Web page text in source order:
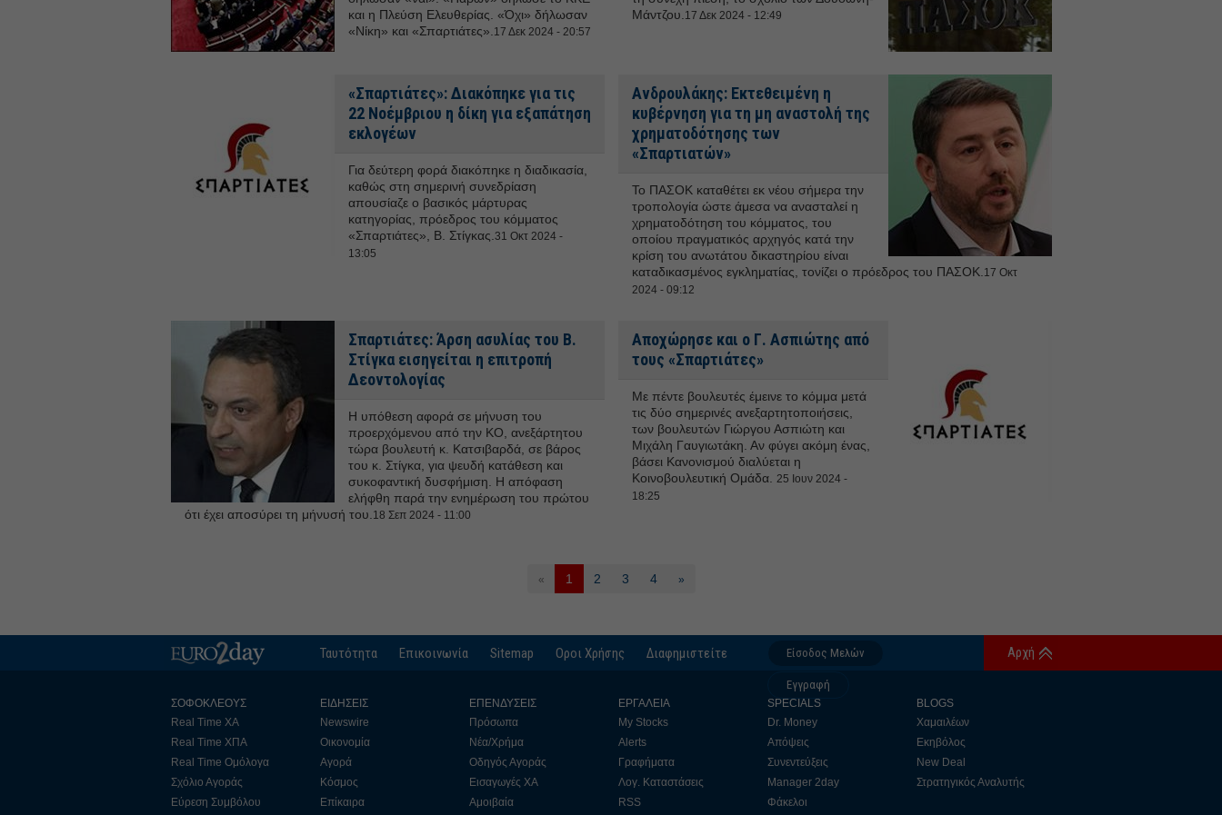
και η Πλεύση Ελευθερίας. «Όχι» δήλωσαν
«Νίκη» και «Σπαρτιάτες». 17 Δεκ 2024 - 20:57
Μάντζου. 17 Δεκ 2024 - 12:49
«Σπαρτιάτες»: Διακόπηκε για τις
22 Νοέμβριου η δίκη για εξαπάτηση
εκλογέων
Για δεύτερη φορά διακόπηκε η διαδικασία,
καθώς στη σημερινή συνεδρίαση
απουσίαζε ο βασικός μάρτυρας
κατηγορίας, πρόεδρος του κόμματος
«Σπαρτιάτες», Β. Στίγκας. 31 Οκτ 2024 -
13:05
Ανδρουλάκης: Εκτεθειμένη η
κυβέρνηση για τη μη αναστολή της
χρηματοδότησης των
«Σπαρτιατών»
Το ΠΑΣΟΚ καταθέτει εκ νέου σήμερα την
τροπολογία ώστε άμεσα να ανασταλεί η
χρηματοδότηση του κόμματος, του
οποίου πραγματικός αρχηγός κατά την
κρίση του ανωτάτου δικαστηρίου είναι
καταδικασμένος εγκληματίας, τονίζει ο πρόεδρος του ΠΑΣΟΚ. 17 Οκτ
2024 - 09:12
Σπαρτιάτες: Άρση ασυλίας του Β.
Στίγκα εισηγείται η επιτροπή
Δεοντολογίας
Η υπόθεση αφορά σε μήνυση του
προερχόμενου από την ΚΟ, ανεξάρτητου
τώρα βουλευτή κ. Κατσιβαρδά, σε βάρος
του κ. Στίγκα, για ψευδή κατάθεση και
συκοφαντική δυσφήμιση. Η απόφαση
ελήφθη παρά την ενημέρωση του πρώτου
ότι έχει αποσύρει τη μήνυσή του. 18 Σεπ 2024 - 11:00
Αποχώρησε και ο Γ. Ασπιώτης από
τους «Σπαρτιάτες»
Με πέντε βουλευτές έμεινε το κόμμα μετά
τις δύο σημερινές ανεξαρτητοποιήσεις,
των βουλευτών Γιώργου Ασπιώτη και
Μιχάλη Γαυγιωτάκη. Αν φύγει ακόμη ένας,
βάσει Κανονισμού διαλύεται η
Κοινοβουλευτική Ομάδα. 25 Ιουν 2024 -
18:25
« 1 2 3 4 »
Ταυτότητα Επικοινωνία Sitemap Οροι Χρήσης Διαφημιστείτε Είσοδος Μελών
Εγγραφή
Αρχή
ΣΟΦΟΚΛΕΟΥΣ
Real Time ΧΑ
Real Time ΧΠΑ
Real Time Ομόλογα
Σχόλιο Αγοράς
Εύρεση Συμβόλου
ΕΙΔΗΣΕΙΣ
Newswire
Οικονομία
Αγορά
Κόσμος
Επίκαιρα
ΕΠΕΝΔΥΣΕΙΣ
Πρόσωπα
Νέα/Χρήμα
Οδηγός Αγοράς
Εισαγωγές ΧΑ
Αμοιβαία
ΕΡΓΑΛΕΙΑ
My Stocks
Alerts
Γραφήματα
Λογ. Καταστάσεις
RSS
SPECIALS
Dr. Money
Απόψεις
Συνεντεύξεις
Manager 2day
Φάκελοι
BLOGS
Χαμαιλέων
Εκηβόλος
New Deal
Στρατηγικός Αναλυτής